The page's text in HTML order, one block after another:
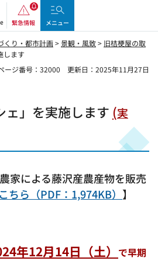
緊急情報 メニュー
くり・都市計画>景観・風致> 旧桔梗屋の取
します
ージ番号：32000
更新日：2025年11月27日
ェ」を実施します (実
家による藤沢産農産物を販売
ちら（PDF：1,974KB） 】
年12月14日（土） で早期